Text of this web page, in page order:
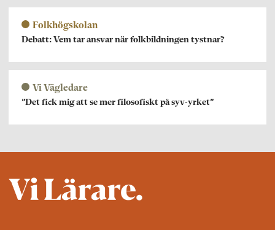
Folkhögskolan
Debatt: Vem tar ansvar när folkbildningen tystnar?
Vi Vägledare
”Det fick mig att se mer filosofiskt på syv-yrket”